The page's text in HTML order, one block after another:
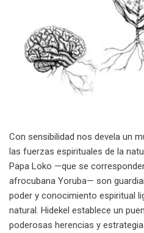
Con sensibilidad nos devela un
las fuerzas espirituales de la
Papa Loko —que se
afrocubana Yoruba— son
poder y conocimiento espiritual
natural. Hidekel establece un
poderosas herencias y